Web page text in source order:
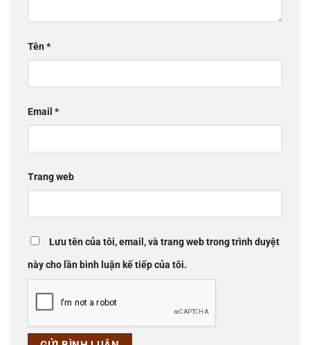
Tên*
Email *
Trang web
Lưu tên của tôi, email, và trang web trong trình duyệt
này cho lần bình luận kế tiếp của tôi.